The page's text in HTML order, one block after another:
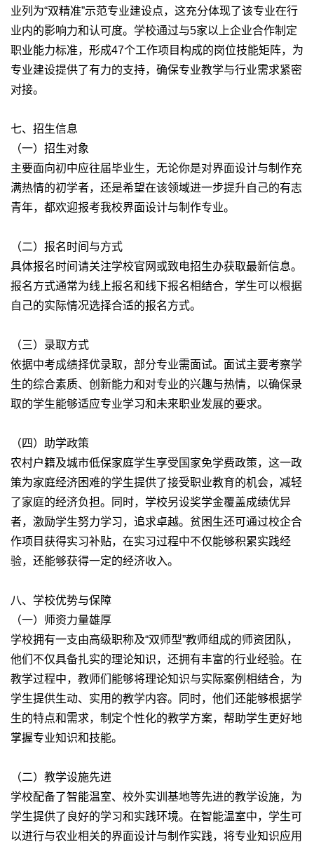
业列为“双精准”示范专业建设点，这充分体现了该专业在行
业内的影响力和认可度。学校通过与5家以上企业合作制定
职业能力标准，形成47个工作项目构成的岗位技能矩阵，为
专业建设提供了有力的支持，确保专业教学与行业需求紧密
对接。
七、招生信息
（一）招生对象
主要面向初中应往届毕业生，无论你是对界面设计与制作充
满热情的初学者，还是希望在该领域进一步提升自己的有志
青年，都欢迎报考我校界面设计与制作专业。
（二）报名时间与方式
具体报名时间请关注学校官网或致电招生办获取最新信息。
报名方式通常为线上报名和线下报名相结合，学生可以根据
自己的实际情况选择合适的报名方式。
（三）录取方式
依据中考成绩择优录取，部分专业需面试。面试主要考察学
生的综合素质、创新能力和对专业的兴趣与热情，以确保录
取的学生能够适应专业学习和未来职业发展的要求。
（四）助学政策
农村户籍及城市低保家庭学生享受国家免学费政策，这一政
策为家庭经济困难的学生提供了接受职业教育的机会，减轻
了家庭的经济负担。同时，学校另设奖学金覆盖成绩优异
者，激励学生努力学习，追求卓越。贫困生还可通过校企合
作项目获得实习补贴，在实习过程中不仅能够积累实践经
验，还能够获得一定的经济收入。
八、学校优势与保障
（一）师资力量雄厚
学校拥有一支由高级职称及“双师型”教师组成的师资团队，
他们不仅具备扎实的理论知识，还拥有丰富的行业经验。在
教学过程中，教师们能够将理论知识与实际案例相结合，为
学生提供生动、实用的教学内容。同时，他们还能够根据学
生的特点和需求，制定个性化的教学方案，帮助学生更好地
掌握专业知识和技能。
（二）教学设施先进
学校配备了智能温室、校外实训基地等先进的教学设施，为
学生提供了良好的学习和实践环境。在智能温室中，学生可
以进行与农业相关的界面设计与制作实践，将专业知识应用